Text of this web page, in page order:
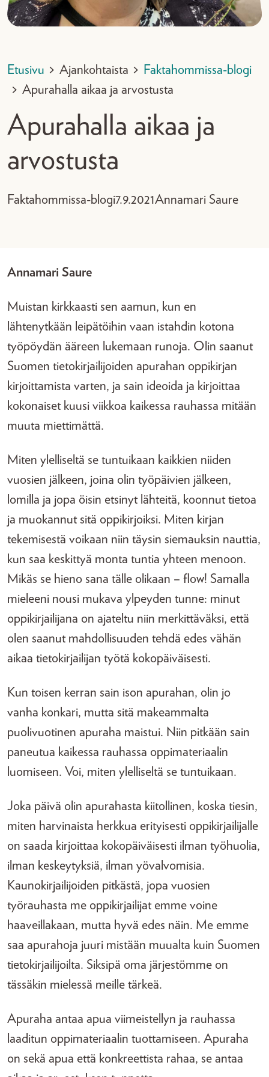
Etusivu > Ajankohtaista > Faktahommissa-blogi
> Apurahalla aikaa ja arvostusta
Apurahalla aikaa ja
arvostusta
Faktahommissa-blogi7.9.2021Annamari Saure
Annamari Saure
Muistan kirkkaasti sen aamun, kun en
lähtenytkään leipätöihin vaan istahdin kotona
työpöydän ääreen lukemaan runoja. Olin saanut
Suomen tietokirjailijoiden apurahan oppikirjan
kirjoittamista varten, ja sain ideoida ja kirjoittaa
kokonaiset kuusi viikkoa kaikessa rauhassa mitään
muuta miettimättä.
Miten ylelliseltä se tuntuikaan kaikkien niiden
vuosien jälkeen, joina olin työpäivien jälkeen,
lomilla ja jopa öisin etsinyt lähteitä, koonnut tietoa
ja muokannut sitä oppikirjoiksi. Miten kirjan
tekemisestä voikaan niin täysin siemauksin nauttia,
kun saa keskittyä monta tuntia yhteen menoon.
Mikäs se hieno sana tälle olikaan – flow! Samalla
mieleeni nousi mukava ylpeyden tunne: minut
oppikirjailijana on ajateltu niin merkittäväksi, että
olen saanut mahdollisuuden tehdä edes vähän
aikaa tietokirjailijan työtä kokopäiväisesti.
Kun toisen kerran sain ison apurahan, olin jo
vanha konkari, mutta sitä makeammalta
puolivuotinen apuraha maistui. Niin pitkään sain
paneutua kaikessa rauhassa oppimateriaalin
luomiseen. Voi, miten ylelliseltä se tuntuikaan.
Joka päivä olin apurahasta kiitollinen, koska tiesin,
miten harvinaista herkkua erityisesti oppikirjailijalle
on saada kirjoittaa kokopäiväisesti ilman työhuolia,
ilman keskeytyksiä, ilman yövalvomisia.
Kaunokirjailijoiden pitkästä, jopa vuosien
työrauhasta me oppikirjailijat emme voine
haaveillakaan, mutta hyvä edes näin. Me emme
saa apurahoja juuri mistään muualta kuin Suomen
tietokirjailijoilta. Siksipä oma järjestömme on
tässäkin mielessä meille tärkeä.
Apuraha antaa apua viimeistellyn ja rauhassa
laaditun oppimateriaalin tuottamiseen. Apuraha
on sekä apua että konkreettista rahaa, se antaa